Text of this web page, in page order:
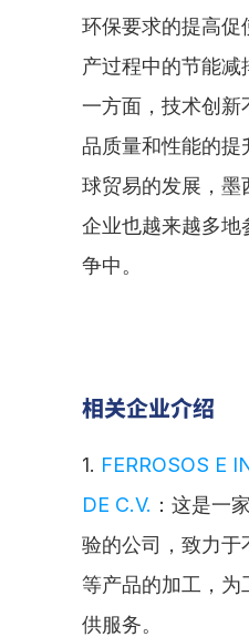
环保要求的提高促
产过程中的节能减
一方面，技术创新
品质量和性能的提
球贸易的发展，墨
企业也越来越多地
争中。
相关企业介绍
1. FERROSOS E
DE C.V. ：这是一
验的公司，致力于
等产品的加工，为
供服务。